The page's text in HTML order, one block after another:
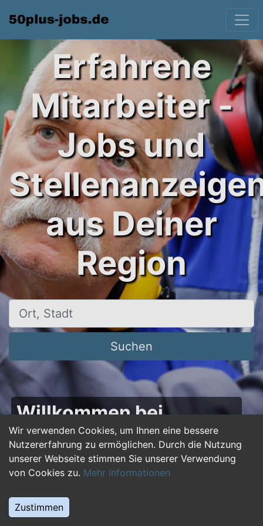
Wir verwenden Cookies, um Ihnen eine bessere
Nutzererfahrung zu ermöglichen. Durch die Nutzung
unserer Webseite stimmen Sie unserer Verwendung
von Cookies zu. Mehr Informationen
Zustimmen
Erfahrene
Mitarbeiter -
Jobs und
aus Deiner
Region
Ort, Stadt
Suchen
Willkommen bei
50plus-jobs.de – Dein
Portal für Jobs ab 50!
Du bist über 50 und suchst nach einer neuen
beruflichen Herausforderung oder einem
Jobwechsel? Auf